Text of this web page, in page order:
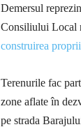
Demersul
Consiliului Local
construirea
Terenurile fac
zone aflate în
pe strada